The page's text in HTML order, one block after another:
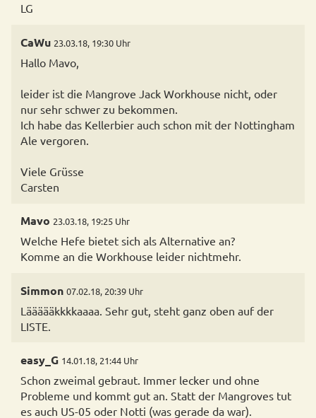
LG
CaWu 23.03.18, 19:30 Uhr
Hallo Mavo,
leider ist die Mangrove Jack Workhouse nicht, oder
nur sehr schwer zu bekommen.
Ich habe das Kellerbier auch schon mit der Nottingham
Ale vergoren.
Viele Grüsse
Carsten
Mavo 23.03.18, 19:25 Uhr
Welche Hefe bietet sich als Alternative an?
Komme an die Workhouse leider nichtmehr.
Simmon 07.02.18, 20:39 Uhr
Läääääkkkkaaaa. Sehr gut, steht ganz oben auf der
LISTE.
easy_G 14.01.18, 21:44 Uhr
Schon zweimal gebraut. Immer lecker und ohne
Probleme und kommt gut an. Statt der Mangroves tut
es auch US-05 oder Notti (was gerade da war).